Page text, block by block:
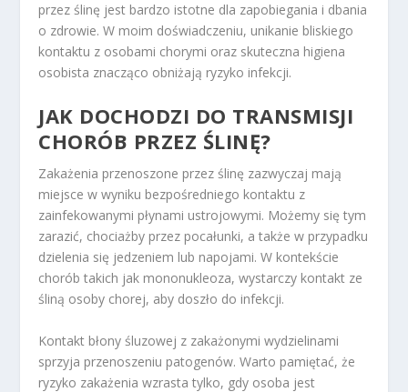
przez ślinę jest bardzo istotne dla zapobiegania i dbania
o zdrowie. W moim doświadczeniu, unikanie bliskiego
kontaktu z osobami chorymi oraz skuteczna higiena
osobista znacząco obniżają ryzyko infekcji.
JAK DOCHODZI DO TRANSMISJI
CHORÓB PRZEZ ŚLINĘ?
Zakażenia przenoszone przez ślinę zazwyczaj mają
miejsce w wyniku bezpośredniego kontaktu z
zainfekowanymi płynami ustrojowymi. Możemy się tym
zarazić, chociażby przez pocałunki, a także w przypadku
dzielenia się jedzeniem lub napojami. W kontekście
chorób takich jak mononukleoza, wystarczy kontakt ze
śliną osoby chorej, aby doszło do infekcji.
Kontakt błony śluzowej z zakażonymi wydzielinami
sprzyja przenoszeniu patogenów. Warto pamiętać, że
ryzyko zakażenia wzrasta tylko, gdy osoba jest